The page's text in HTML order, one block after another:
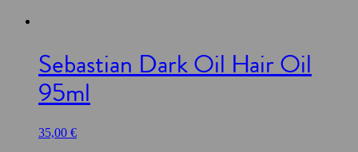
Sebastian Dark Oil Hair Oil
95ml
35,00 €